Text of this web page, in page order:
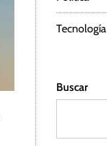
Tecnología
Buscar